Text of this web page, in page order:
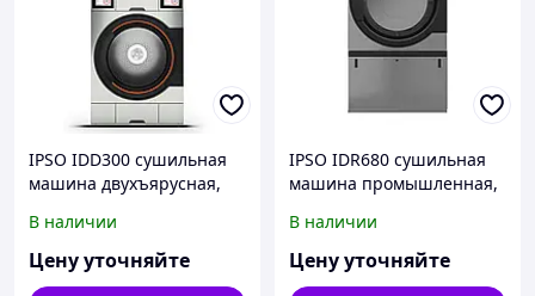
IPSO IDD300 сушильная
машина двухъярусная,
В наличии
Цену уточняйте
IPSO IDR680 сушильная
машина промышленная,
В наличии
Цену уточняйте